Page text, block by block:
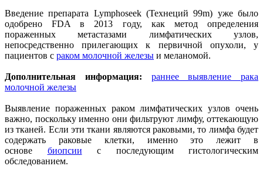
Введение препарата Lymphoseek (Технеций 99m) уже было
одобрено FDA в 2013 году, как метод определения
пораженных метастазами лимфатических узлов,
непосредственно прилегающих к первичной опухоли, у
пациентов с раком молочной железы и меланомой.
Дополнительная информация:
раннее выявление рака
молочной железы
Выявление пораженных раком лимфатических узлов очень
важно, поскольку именно они фильтруют лимфу, оттекающую
из тканей. Если эти ткани являются раковыми, то лимфа будет
содержать раковые клетки, именно это лежит в
основе биопсии с последующим гистологическим
обследованием.